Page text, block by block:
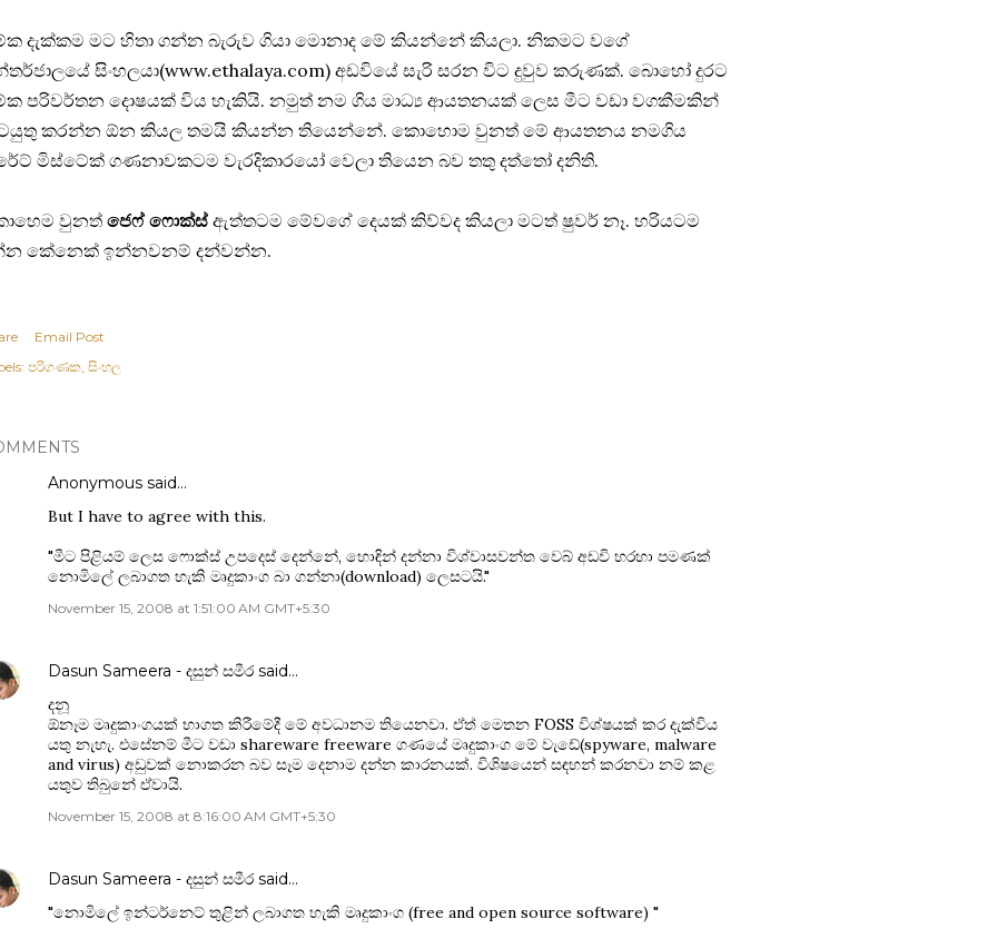
දැක්කම මට හිතා ගන්න බැරුව ගියා මොනාද මේ කියන්නේ කියලා. නිකමට වගේ
සිංහලයා(www.ethalaya.com) අඩවියේ සැරි සරන විට දුවුව කරුණක්. බොහෝ දුරට
පරිවර්තන දොෂයක් විය හැකියි. නමුත් නම ගිය මාධ්‍ය ආයතනයක් ලෙස මීට වඩා වගකීමකින්
කරන්න ඕන කියල තමයි කියන්න තියෙන්නේ. කොහොම වුනත් මේ ආයතනය නමගිය
මිස්ටේක් ගණනාවකටම වැරදිකාරයෝ වෙලා තියෙන බව තතු දත්තෝ දනිති.
වුනත් ජෙෆ් ෆොක්ස් ඇත්තටම මේවගේ දෙයක් කිව්වද කියලා මටත් ෂුවර් නෑ. හරියටම
කේනෙක් ඉන්නවනම් දන්වන්න.
Email Post
පරිගණක සිංහල
Anonymous said…
But I have to agree with this.
"මීට පිළියම් ලෙස ෆොක්ස් උපදෙස් දෙන්නේ, හොඳින් දන්නා විශ්වාසවන්ත වෙබ් අඩවි හරහා පමණක්
නොමිලේ ලබාගත හැකි මෘදුකාංග බා ගන්නා(download) ලෙසටයි."
November 15, 2008 at 1:51:00 AM GMT+5:30
Dasun Sameera - දසුන් සමීර said…
දනූ
ඕනෑම මෘදුකාංගයක් භාගත කිරීමේදී මේ අවධානම තියෙනවා. ඒත් මෙතන FOSS විශ්ෂයක් කර දැක්විය
යතු නැහැ. ‍එසේනම් මීට වඩා shareware freeware ගණයේ මෘදුකාංග මේ ‍වැඩේ(spyware, malware
and virus) අඩුවක් නොකරන බව සෑම දෙනාම දන්න කාරනයක්. විශිෂයෙන් සඳහන් කරනවා නම් කළ
යතුව තිබුනේ ඒවායි.
November 15, 2008 at 8:16:00 AM GMT+5:30
Dasun Sameera - දසුන් සමීර said…
"නොමිලේ ඉන්ටර්නෙට් තුළින් ලබාගත හැකි මෘදුකාංග (free and open source software) "